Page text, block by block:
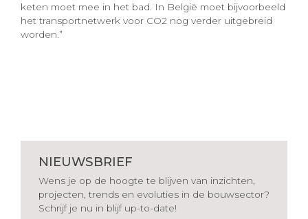
keten moet mee in het bad. In België moet bijvoorbeeld
het transportnetwerk voor CO2 nog verder uitgebreid
worden.”
NIEUWSBRIEF
Wens je op de hoogte te blijven van inzichten,
projecten, trends en evoluties in de bouwsector?
Schrijf je nu in blijf up-to-date!